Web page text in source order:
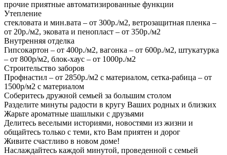
прочие приятные автоматизированные функции
Утепление
стекловата и мин.вата – от 300р./м2, ветрозащитная пленка –
от 20р./м2, эковата и пенопласт – от 350р./м2
Внутренняя отделка
Гипсокартон – от 400р./м2, вагонка – от 600р./м2, штукатурка
– от 800р/м2, блок-хаус – от 1000р./м2
Строительство заборов
Профнастил – от 2850р./м2 с материалом, сетка-рабица – от
1500р/м2 с материалом
Соберитесь дружной семьей за большим столом
Разделите минуты радости в кругу Ваших родных и близких
Жарьте ароматные шашлыки с друзьями
Делитесь веселыми историями, новостями из жизни и
общайтесь только с теми, кто Вам приятен и дорог
Живите счастливо в новом доме!
Наслаждайтесь каждой минутой, проведенной с семьей